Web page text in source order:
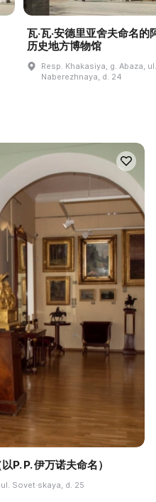
瓦·瓦·安德里亚舍夫命名的
历史地方博物馆
Resp. Khakasiya, g. Abaza, ul.
Naberezhnaya, d. 24
P. P. 伊万诺夫命名）
Sovet·skaya, d. 25